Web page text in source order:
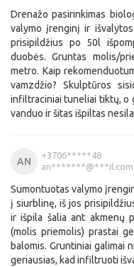
Drenažo pasirinkimas
valymo įrenginį ir
prisipildžius po 50l
duobės. Gruntas molis/
metro. Kaip
vamzdžio? Skulptūros
infiltraciniai tuneliai tiktų, o
vanduo ir šitas išpiltas
AN
+3706*****48
an*******@***il.com
Sumontuotas valymo
į siurblinę, iš jos
ir išpila šalia ant akmenų
(molis priemolis) prastai
balomis. Gruntiniai galimai
geriausias, kad infiltruoti